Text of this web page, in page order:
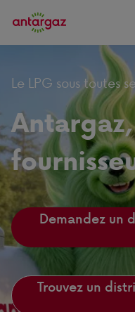
Le LPG sous toutes
Demandez un
Trouvez un